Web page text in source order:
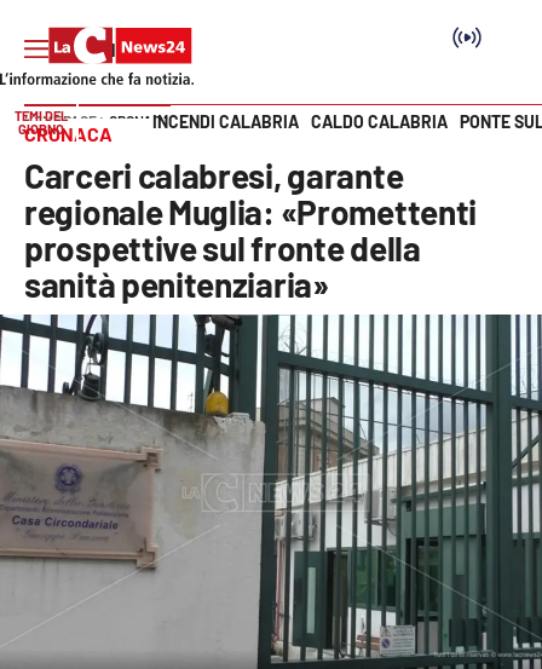
SEZIONI
Cronaca
Politica
Attualità
Economia e lavoro
Italia Mondo
Sanità
Vai
TEMI DEL
GIORNO
INCENDI CALABRIA CALDO CALABRIA PONTE
HOME PAGE CRONACA
CRONACA
Carceri calabresi, garante
regionale Muglia: «Promettenti
prospettive sul fronte della
sanità penitenziaria»